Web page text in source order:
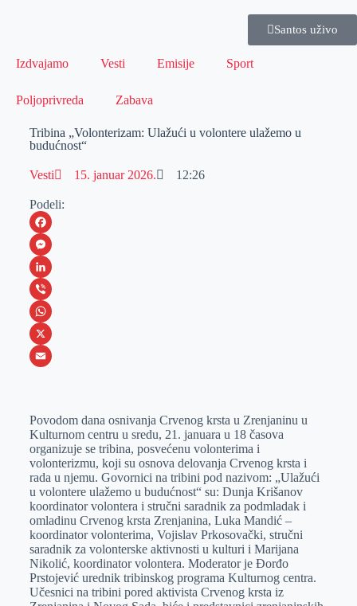
Santos uživo
Izdvajamo Vesti Emisije Sport
Poljoprivreda Zabava
Tribina „Volonterizam: Ulažući u volontere ulažemo u
budućnost“
Vesti 15. januar 2026. 12:26
Podeli:
F
a
c
e
b
o
M
e
s
s
e
e
r
L
i
n
k
I
n
V
i
b
W
h
s
A
p
p
X
a
i
l
Povodom dana osnivanja Crvenog krsta u Zrenjaninu u
Kulturnom centru u sredu, 21. januara u 18 časova
organizuje se tribina, posvećenu volonterima i
volonterizmu, koji su osnova delovanja Crvenog krsta i
rada u njemu. Govornici na tribini pod nazivom: „Ulažući
u volontere ulažemo u budućnost“ su: Dunja Krišanov
koordinator volontera i stručni saradnik za podmladak i
omladinu Crvenog krsta Zrenjanina, Luka Mandić –
koordinator volonterima, Vojislav Prkosovački, stručni
saradnik za volonterske aktivnosti u kulturi i Marijana
Nikolić, koordinator volontera. Moderator je Đorđo
Prstojević urednik tribinskog programa Kulturnog centra.
Učesnici na tribini pored aktivista Crvenog krsta iz